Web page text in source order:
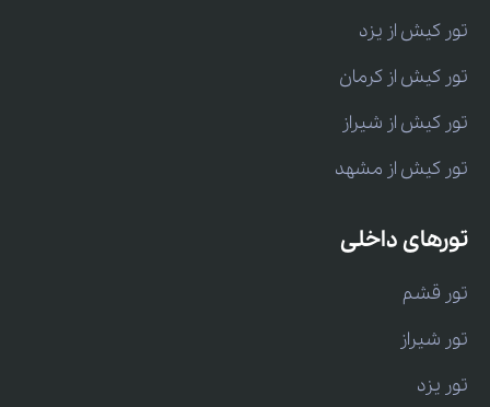
تور کیش از یزد
تور کیش از کرمان
تور کیش از شیراز
تور کیش از مشهد
تورهای داخلی
تور قشم
تور شیراز
تور یزد